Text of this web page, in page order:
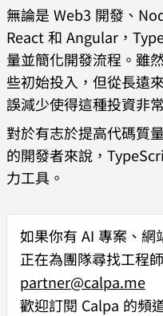
無論是 Web3 開發、
React 和 Angular，
量並簡化開發流程。雖
些初始投入，但從長遠
誤減少使得這種投資非
對於有志於提高代碼質
的開發者來說，
力工具。
如果你有 AI 專案、網
正在為團隊尋找工程
partner@calpa.me
歡迎訂閱 Calpa 的頻